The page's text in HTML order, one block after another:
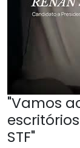
"Vamos
STF"